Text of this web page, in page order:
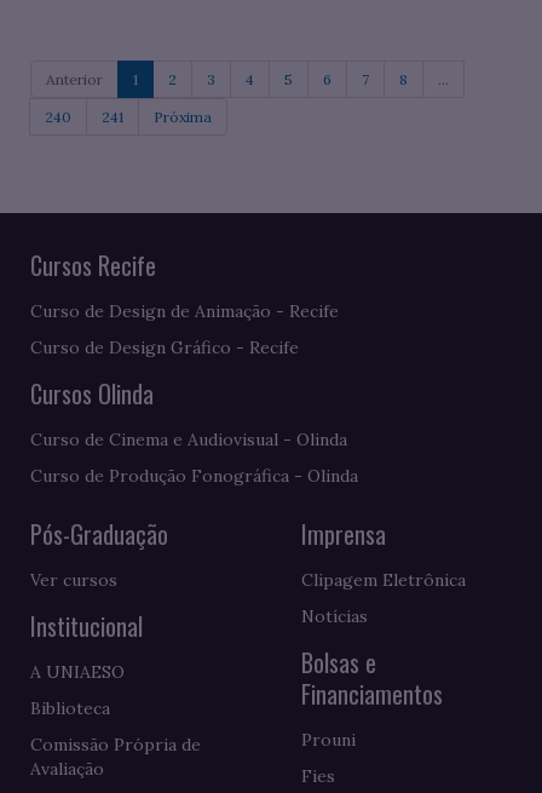
Anterior 1 2 3 4 5 6 7 8 ...
240 241 Próxima
Cursos Recife
Curso de Design de Animação - Recife
Curso de Design Gráfico - Recife
Cursos Olinda
Curso de Cinema e Audiovisual - Olinda
Curso de Produção Fonográfica - Olinda
Pós-Graduação
Ver cursos
Institucional
A UNIAESO
Biblioteca
Comissão Própria de
Avaliação
Imprensa
Clipagem Eletrônica
Notícias
Bolsas e
Financiamentos
Prouni
Fies